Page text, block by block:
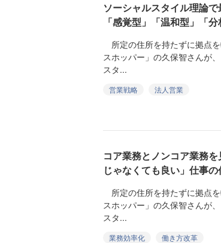
ソーシャルスタイル理論
「感覚型」「温和型」「
所定の住所を持たずに拠点
スホッパー」の久保智さんが
スタ...
営業戦略
法人営業
コア業務とノンコア業務
じゃなくても良い」仕事
所定の住所を持たずに拠点
スホッパー」の久保智さんが
スタ...
業務効率化
働き方改革